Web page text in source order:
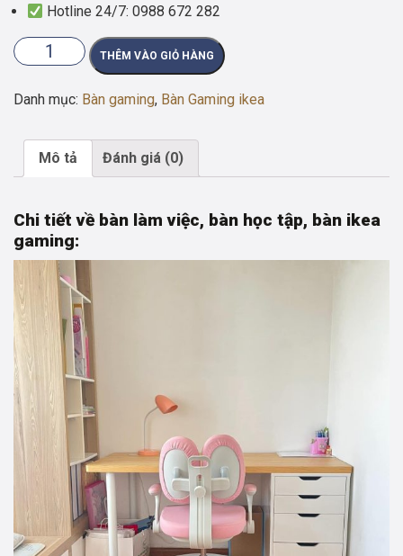
Hotline 24/7:0988 672 282
BÀN
LÀM
VIỆC
HỘC
TỦ
R60-
C75)-
MẶT
VÂN
GỖ
HỘC
TỦ
TRẮNG
số
lượng
THÊM VÀO GIỎ HÀNG
Danh mục: Bàn gaming, Bàn Gaming ikea
Mô tả Đánh giá (0)
Chi tiết về bàn làm việc, bàn học tập, bàn ikea
gaming: